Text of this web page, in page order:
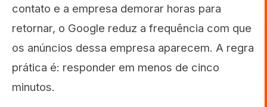
contato e a empresa demorar horas para
retornar, o Google reduz a frequência com que
os anúncios dessa empresa aparecem. A regra
prática é: responder em menos de cinco
minutos.